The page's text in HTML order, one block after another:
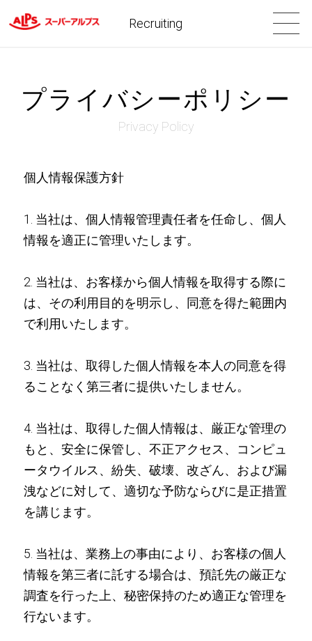
Recruiting
プライバシーポリシー
Privacy Policy
個人情報保護方針
1. 当社は、個人情報管理責任者を任命し、個人
情報を適正に管理いたします。
2. 当社は、お客様から個人情報を取得する際に
は、その利用目的を明示し、同意を得た範囲内
で利用いたします。
3. 当社は、取得した個人情報を本人の同意を得
ることなく第三者に提供いたしません。
4. 当社は、取得した個人情報は、厳正な管理の
もと、安全に保管し、不正アクセス、コンピュ
ータウイルス、紛失、破壊、改ざん、および漏
洩などに対して、適切な予防ならびに是正措置
を講じます。
5. 当社は、業務上の事由により、お客様の個人
情報を第三者に託する場合は、預託先の厳正な
調査を行った上、秘密保持のため適正な管理を
行ないます。